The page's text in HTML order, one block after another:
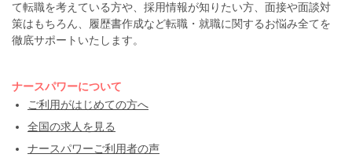
て転職を考えている方や、採用情報が知りたい方、面接や面談対
策はもちろん、履歴書作成など転職・就職に関するお悩み全てを
徹底サポートいたします。
ナースパワーについて
ご利用がはじめての方へ
全国の求人を見る
ナースパワーご利用者の声